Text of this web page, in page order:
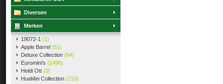
Diversen
Merken
19072-1 (1)
Apple Barrel (51)
Deluxe Collection (64)
Euromini's (1498)
Heidi Ott (0)
HuaMei Collection (210)